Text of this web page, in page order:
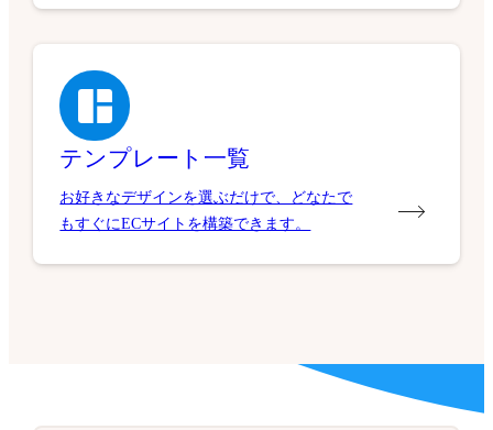
テンプレート一覧
お好きなデザインを選ぶだけで、どなたで
もすぐにECサイトを構築できます。